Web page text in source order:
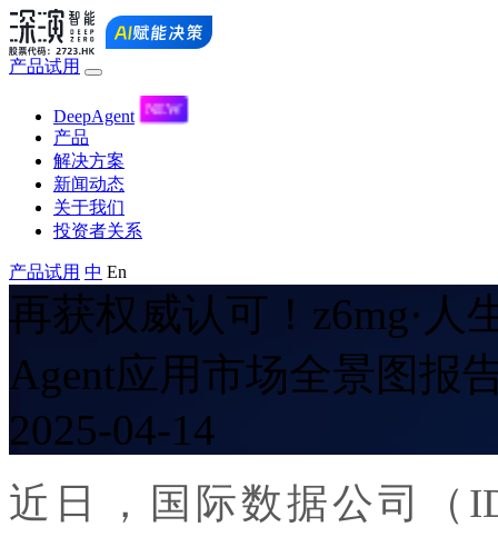
产品试用
DeepAgent
产品
解决方案
新闻动态
关于我们
投资者关系
产品试用 中 En
再获权威认可！z6mg·
Agent应用市场全景图报
2025-04-14
近日，国际数据公司